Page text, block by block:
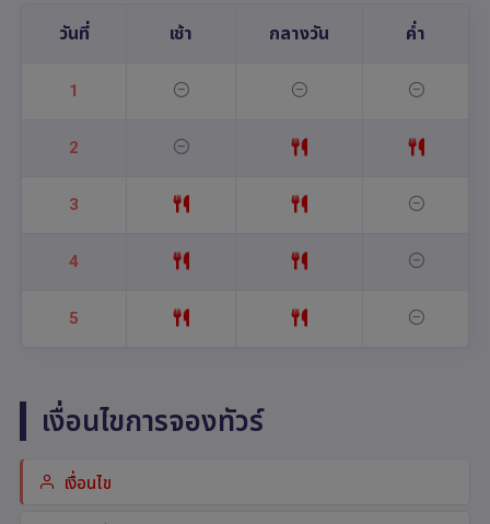
วันที่ เช้า กลางวัน ค่ำ
1
2
3
4
5
เงื่อนไขการจองทัวร์
เงื่อนไข